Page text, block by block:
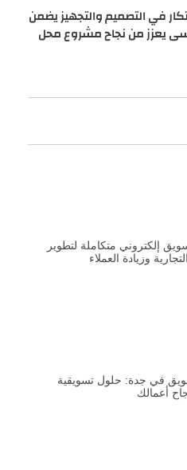
في التصميم والتجهيز يضمن
يعزز من نجاح مشروع محل
إلكتروني متكاملة لتطوير
وزيادة العملاء
في جدة: حلول تسويقية
أعمالك